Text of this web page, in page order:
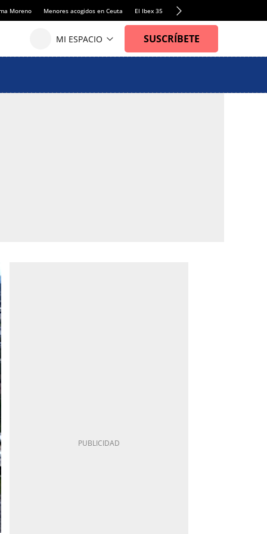
Moreno Menores acogidos en Ceuta El Ibex 35 Llamadas de alerta Sánchez